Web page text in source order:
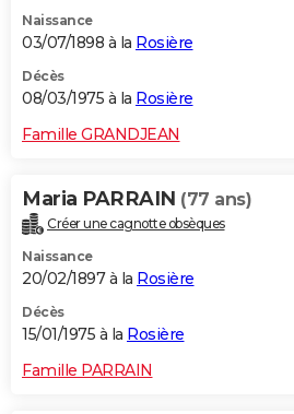
Naissance
03/07/1898 à la Rosière
Décès
08/03/1975 à la Rosière
Famille GRANDJEAN
Maria PARRAIN (77 ans)
Créer une cagnotte obsèques
Naissance
20/02/1897 à la Rosière
Décès
15/01/1975 à la Rosière
Famille PARRAIN